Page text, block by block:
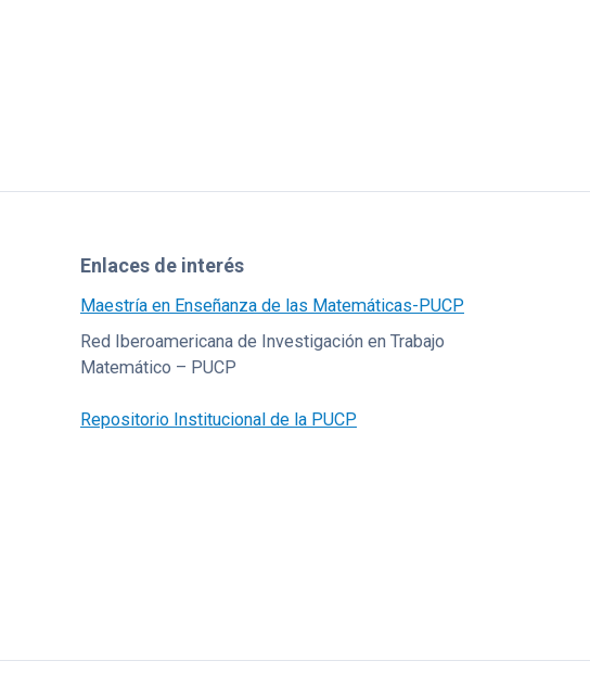
Enlaces de interés
Maestría en Enseñanza de las Matemáticas-PUCP
Red Iberoamericana de Investigación en Trabajo
Matemático – PUCP
Repositorio Institucional de la PUCP